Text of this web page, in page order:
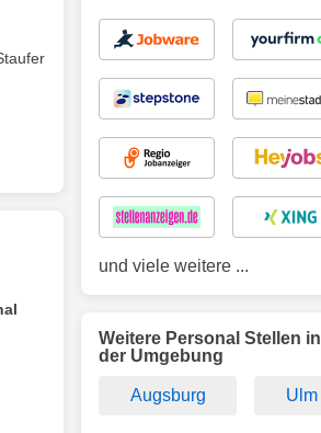
und viele weitere ...
Weitere Personal Stellen in
der Umgebung
Augsburg Ulm